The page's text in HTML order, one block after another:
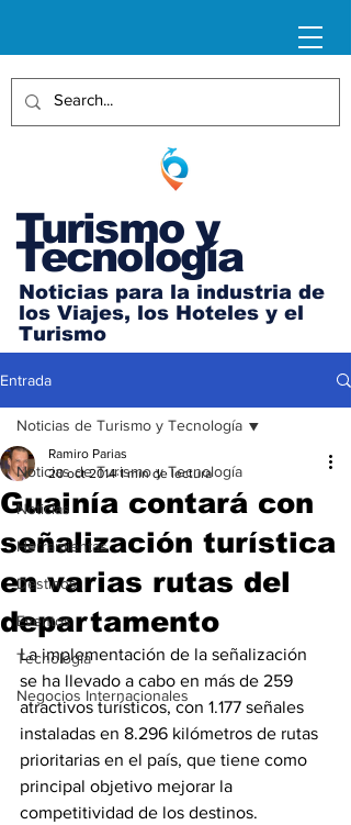
Turismo y
Tecnología
Noticias para la industria de
los Viajes, los Hoteles y el
Turismo
Entrada
Noticias de Turismo y Tecnología
Noticias
Herramientas
Destinos
Eventos
Tecnología
Negocios Internacionales
Noticias de Turismo y Tecnología
Guainía contará con
señalización turística
en varias rutas del
departamento
Ramiro Parias
20 oct 2014 1 min de lectura
La implementación de la señalización
se ha llevado a cabo en más de 259
atractivos turísticos, con 1.177 señales
instaladas en 8.296 kilómetros de rutas
prioritarias en el país, que tiene como
principal objetivo mejorar la
competitividad de los destinos.